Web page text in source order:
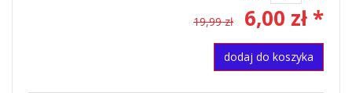
19,99 zł
6,00 zł *
dodaj do koszyka